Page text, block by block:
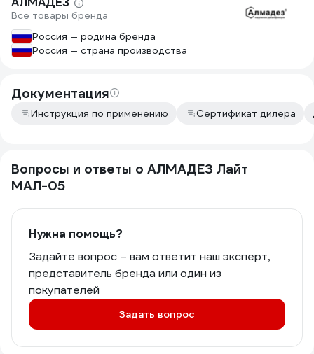
Все товары бренда
Россия — родина бренда
Россия — страна производства
Документация
Инструкция по применению Сертификат дилера
Вопросы и ответы о АЛМАДЕЗ Лайт
МАЛ-05
Нужна помощь?
Задайте вопрос – вам ответит наш эксперт,
представитель бренда или один из
покупателей
Задать вопрос